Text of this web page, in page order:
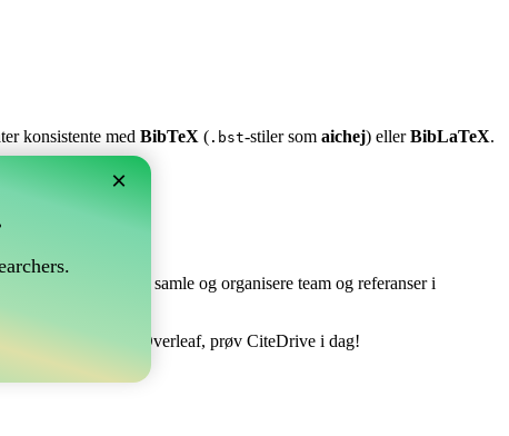
konsistente med BibTeX ( .bst-stiler som aichej) ellerBibLaTeX.
Det lar deg samle og organisere team og referanser i
din bibliografi i Overleaf, prøv CiteDrive i dag!
×